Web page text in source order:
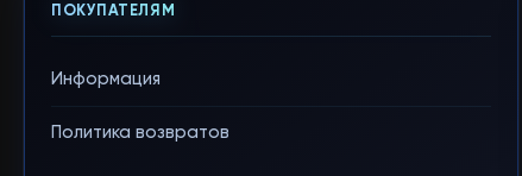
ПОКУПАТЕЛЯМ
Информация
Политика возвратов